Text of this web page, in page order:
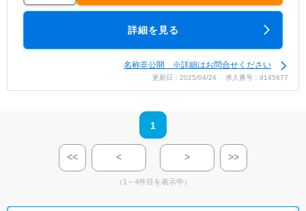
詳細を見る
名称非公開 ※詳細はお問合せください
更新日：2025/04/24 求人番号：9145677
1
<< < > >>
（1～4件目を表示中）